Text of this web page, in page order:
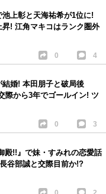
池上彰と天海祐希が1位に!
! 江角マキコはランク圏外
0 4
婚! 本田朋子と破局後
際から3年でゴールイン! ツ
0 3
殿!!』で妹・すみれの恋愛話
谷部誠と交際目前か!?